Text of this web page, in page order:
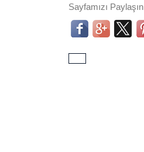
Sayfamızı Paylaşın